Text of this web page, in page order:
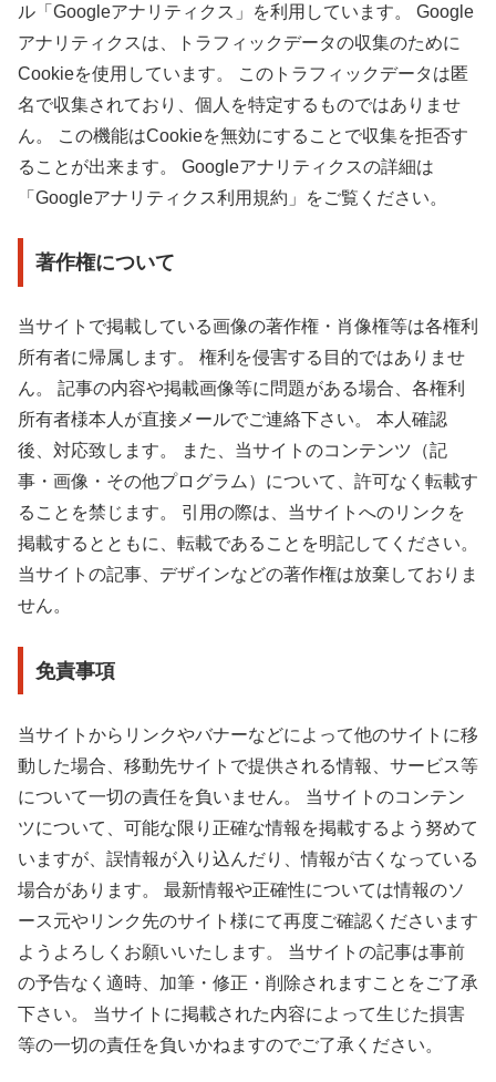
ル「Googleアナリティクス」を利用しています。 Google
アナリティクスは、トラフィックデータの収集のために
Cookieを使用しています。 このトラフィックデータは匿
名で収集されており、個人を特定するものではありませ
ん。 この機能はCookieを無効にすることで収集を拒否す
ることが出来ます。 Googleアナリティクスの詳細は
「Googleアナリティクス利用規約」をご覧ください。
著作権について
当サイトで掲載している画像の著作権・肖像権等は各権利
所有者に帰属します。 権利を侵害する目的ではありませ
ん。 記事の内容や掲載画像等に問題がある場合、各権利
所有者様本人が直接メールでご連絡下さい。 本人確認
後、対応致します。 また、当サイトのコンテンツ（記
事・画像・その他プログラム）について、許可なく転載す
ることを禁じます。 引用の際は、当サイトへのリンクを
掲載するとともに、転載であることを明記してください。
当サイトの記事、デザインなどの著作権は放棄しておりま
せん。
免責事項
当サイトからリンクやバナーなどによって他のサイトに移
動した場合、移動先サイトで提供される情報、サービス等
について一切の責任を負いません。 当サイトのコンテン
ツについて、可能な限り正確な情報を掲載するよう努めて
いますが、誤情報が入り込んだり、情報が古くなっている
場合があります。 最新情報や正確性については情報のソ
ース元やリンク先のサイト様にて再度ご確認くださいます
ようよろしくお願いいたします。 当サイトの記事は事前
の予告なく適時、加筆・修正・削除されますことをご了承
下さい。 当サイトに掲載された内容によって生じた損害
等の一切の責任を負いかねますのでご了承ください。